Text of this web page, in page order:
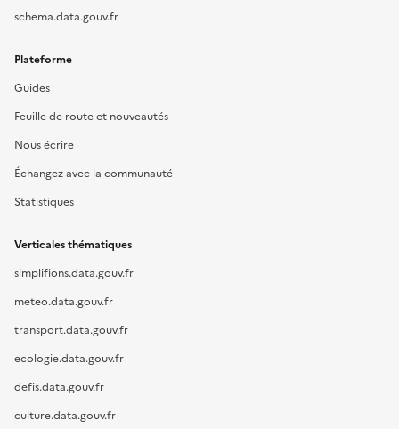
schema.data.gouv.fr
Plateforme
Guides
Feuille de route et nouveautés
Nous écrire
Échangez avec la communauté
Statistiques
Verticales thématiques
simplifions.data.gouv.fr
meteo.data.gouv.fr
transport.data.gouv.fr
ecologie.data.gouv.fr
defis.data.gouv.fr
culture.data.gouv.fr